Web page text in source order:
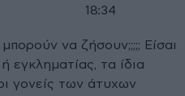
18:34
να ζήσουν;;;;; Είσαι
εγκληματίας, τα ίδια
γονείς των άτυχων